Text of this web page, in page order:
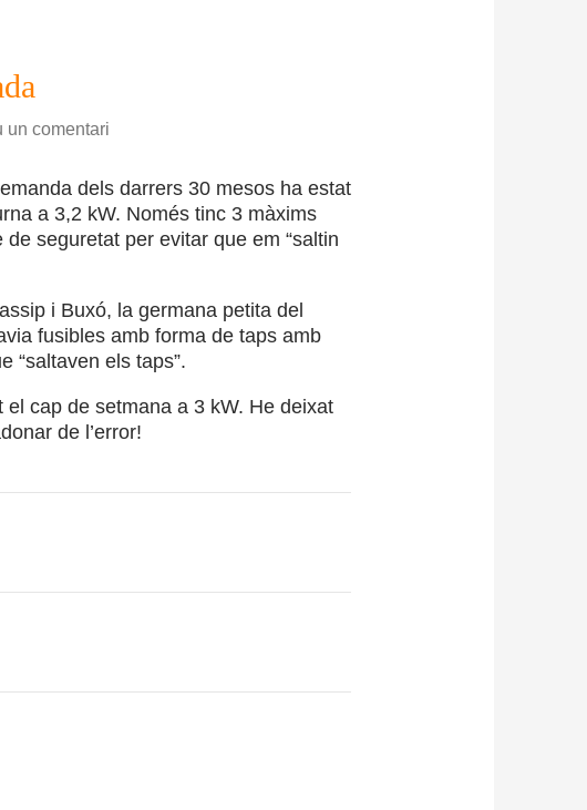
un comentari
dels darrers 30 mesos ha estat
a 3,2 kW. Només tinc 3 màxims
seguretat per evitar que em “saltin
i Buxó, la germana petita del
fusibles amb forma de taps amb
“saltaven els taps”.
cap de setmana a 3 kW. He deixat
de l’error!